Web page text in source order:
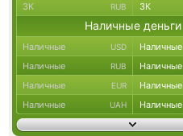
ЗК RUB ЗК
Наличные деньги
Наличные USD Наличные
Наличные RUB Наличные
Наличные EUR Наличные
Наличные UAH Наличные